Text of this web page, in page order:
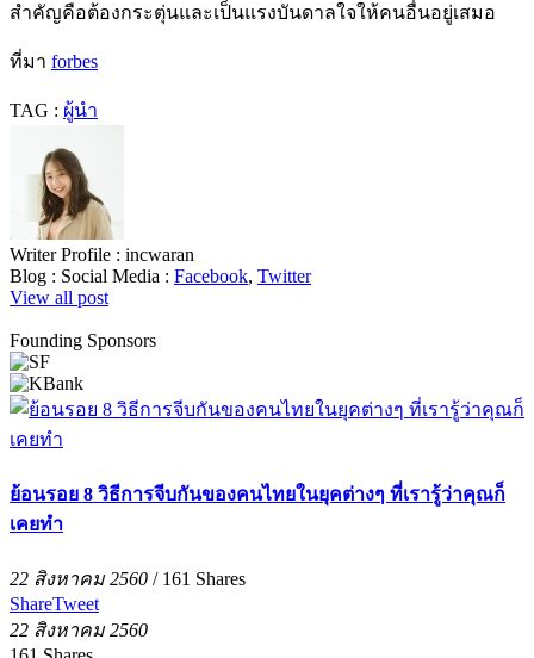
สำคัญคือต้องกระตุ่นและเป็นแรงบันดาลใจให้คนอื่นอยู่เสมอ
ที่มา forbes
TAG : ผู้นำ
Writer Profile : incwaran
Blog : Social Media : Facebook, Twitter
View all post
Founding Sponsors
ย้อนรอย 8 วิธีการจีบกันของคนไทยในยุคต่างๆ ที่เรารู้ว่าคุณก็
เคยทำ
22 สิงหาคม 2560 / 161 Shares
ShareTweet
22 สิงหาคม 2560